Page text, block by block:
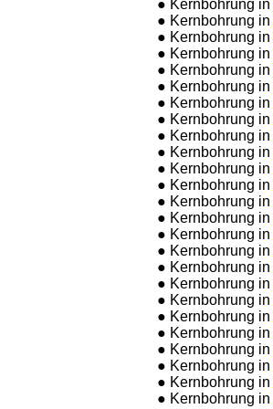
● Kernbohrung in
● Kernbohrung in
● Kernbohrung in
● Kernbohrung in
● Kernbohrung in
● Kernbohrung in
● Kernbohrung in
● Kernbohrung in
● Kernbohrung in
● Kernbohrung in
● Kernbohrung in
● Kernbohrung in
● Kernbohrung in
● Kernbohrung in
● Kernbohrung in
● Kernbohrung in
● Kernbohrung in
● Kernbohrung in
● Kernbohrung in
● Kernbohrung in
● Kernbohrung in
● Kernbohrung in
● Kernbohrung in
● Kernbohrung in
● Kernbohrung in